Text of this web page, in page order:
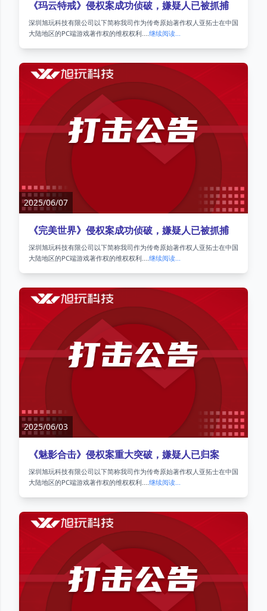
《玛云特戒》侵权案成功侦破，嫌疑人已被抓捕
深圳旭玩科技有限公司以下简称我司作为传奇原始著作权人亚拓士在中国
大陆地区的PC端游戏著作权的维权权利....继续阅读...
2025/06/07
《完美世界》侵权案成功侦破，嫌疑人已被抓捕
深圳旭玩科技有限公司以下简称我司作为传奇原始著作权人亚拓士在中国
大陆地区的PC端游戏著作权的维权权利.... 继续阅读...
2025/06/03
《魅影合击》侵权案重大突破，嫌疑人已归案
深圳旭玩科技有限公司以下简称我司作为传奇原始著作权人亚拓士在中国
大陆地区的PC端游戏著作权的维权权利....继续阅读...